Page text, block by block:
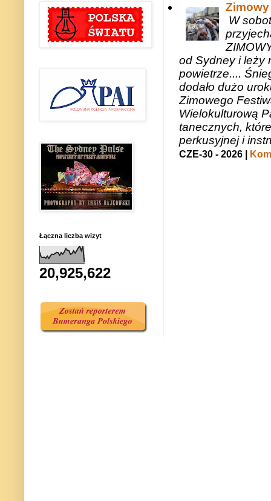
W
od Sydney i leży
powietrze....
dodało dużo
Zimowego
Wielokulturową
tanecznych,
perkusyjnej i
CZE-30 - 2026 |
Łączna liczba wizyt
20,925,622